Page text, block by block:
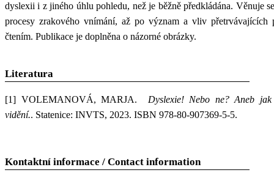
dyslexii i z jiného úhlu pohledu, než je běžně předkládána. Věnuje
procesy zrakového vnímání, až po význam a vliv přetrvávajících
čtením. Publikace je doplněna o názorné obrázky.
Literatura
[1] VOLEMANOVÁ, MARJA. Dyslexie! Nebo ne? Aneb
vidění.. Statenice: INVTS, 2023. ISBN 978-80-907369-5-5.
Kontaktní informace / Contact information